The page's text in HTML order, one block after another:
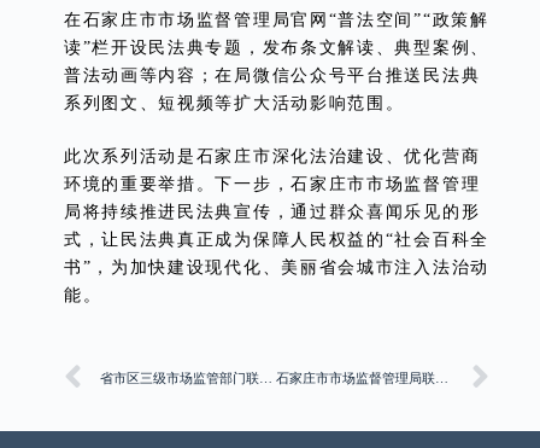
在石家庄市市场监督管理局官网“普法空间”“政策解
读”栏开设民法典专题，发布条文解读、典型案例、
普法动画等内容；在局微信公众号平台推送民法典
系列图文、短视频等扩大活动影响范围。
此次系列活动是石家庄市深化法治建设、优化营商
环境的重要举措。下一步，石家庄市市场监督管理
局将持续推进民法典宣传，通过群众喜闻乐见的形
式，让民法典真正成为保障人民权益的“社会百科全
书”，为加快建设现代化、美丽省会城市注入法治动
能。
省市区三级市场监管部门联合开展“守护童心·安全护航”儿童用品安全主题活动